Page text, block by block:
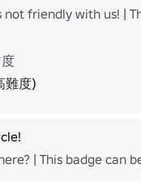
friendly with us! |
難度)
| This badge can